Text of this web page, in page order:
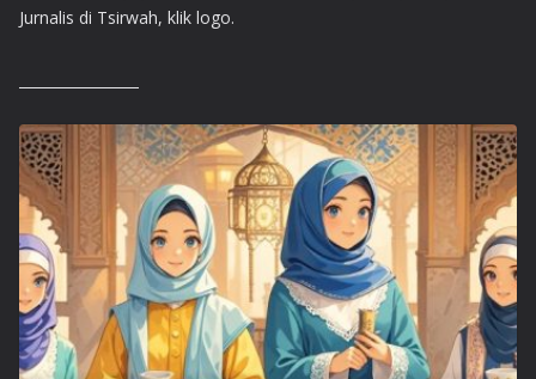
Jurnalis di Tsirwah, klik logo.